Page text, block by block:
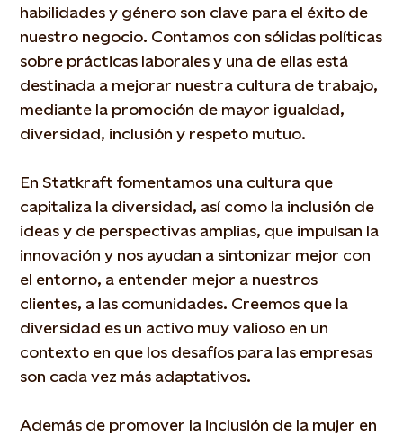
habilidades y género son clave para el éxito de
nuestro negocio. Contamos con sólidas políticas
sobre prácticas laborales y una de ellas está
destinada a mejorar nuestra cultura de trabajo,
mediante la promoción de mayor igualdad,
diversidad, inclusión y respeto mutuo.
En Statkraft fomentamos una cultura que
capitaliza la diversidad, así como la inclusión de
ideas y de perspectivas amplias, que impulsan la
innovación y nos ayudan a sintonizar mejor con
el entorno, a entender mejor a nuestros
clientes, a las comunidades. Creemos que la
diversidad es un activo muy valioso en un
contexto en que los desafíos para las empresas
son cada vez más adaptativos.
Además de promover la inclusión de la mujer en